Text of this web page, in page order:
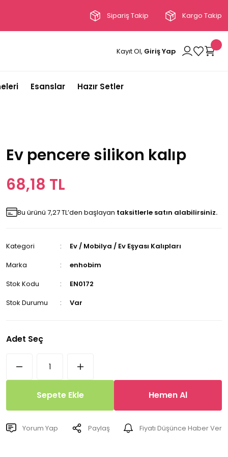
Sipariş Takip Kargo Takip
Kayıt Ol, Giriş Yap
Esanslar Hazır Setler
Ev pencere silikon kalıp
68,18 TL
Bu ürünü 7,27 TL’den başlayan taksitlerle satın alabilirsiniz.
Kategori
Ev / Mobilya / Ev Eşyası Kalıpları
Marka
enhobim
Stok Kodu
EN0172
Stok Durumu
Var
Adet Seç
Sepete Ekle Hemen Al
Yorum Yap Paylaş Fiyatı Düşünce Haber Ver